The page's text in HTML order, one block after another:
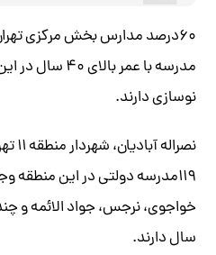
مدرسه با عمر
نوسازی دارند.
۱۱۹مدرسه دولتی در این
سال دارند.